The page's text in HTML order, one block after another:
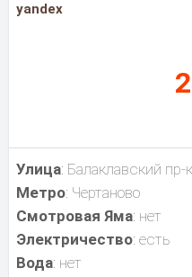
yandex
Улица: Балаклавский пр-
Метро: Чертаново
Смотровая Яма: нет
Электричество: есть
Вода: нет